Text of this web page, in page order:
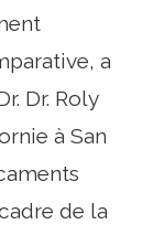
a
Dr. Roly
à San
de la